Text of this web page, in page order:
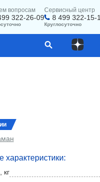
вопросам
322-26-09
Сервисный центр
8 499 322-15-
Круглосуточно
характеристики:
кг